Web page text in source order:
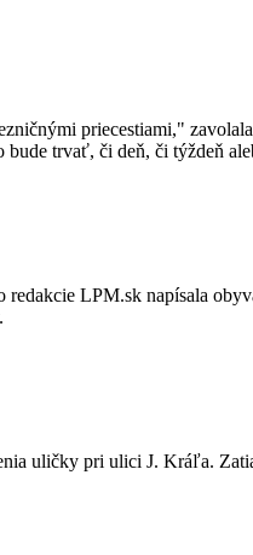
priecestiami,"
trvať, či deň, či týždeň
LPM.sk napísala
uličky pri ulici J. Kráľa.